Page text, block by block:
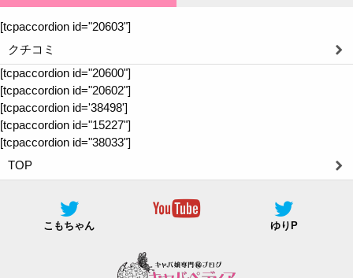
[tcpaccordion id="20603"]
クチコミ
[tcpaccordion id="20600"]
[tcpaccordion id="20602"]
[tcpaccordion id='38498']
[tcpaccordion id="15227"]
[tcpaccordion id="38033"]
TOP
こもちゃん ゆりP